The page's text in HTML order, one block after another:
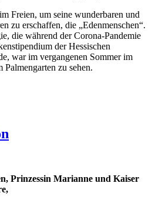
Freien, um seine wunderbaren und
zu erschaffen, die „Edenmenschen“.
die während der Corona-Pandemie
der Hessischen
war im vergangenen Sommer im
zu sehen.
Prinzessin Marianne und Kaiser